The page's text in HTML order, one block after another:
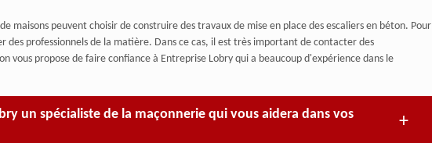
maisons peuvent choisir de construire des travaux de mise en place des escaliers en béton. Pour
des professionnels de la matière. Dans ce cas, il est très important de contacter des
vous propose de faire confiance à Entreprise Lobry qui a beaucoup d'expérience dans le
un spécialiste de la maçonnerie qui vous aidera dans vos